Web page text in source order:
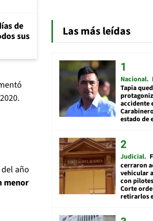
de
sus
año
menor
Las más leídas
Nacional
Tapia
accidente
estado de
Judicial
cerraron
vehicular
con
Corte
retirarlos